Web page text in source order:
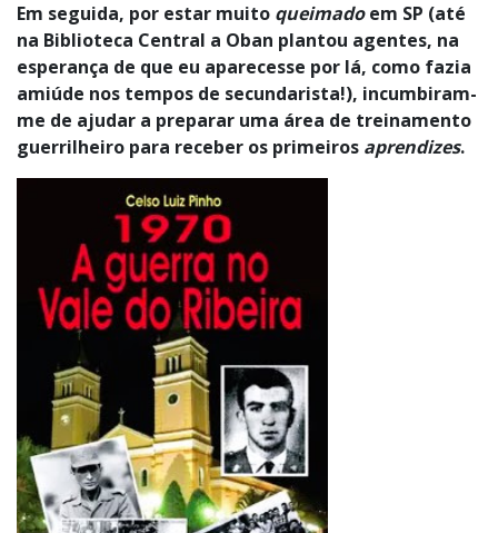
Em seguida, por estar muito queimadoem SP (até
na Biblioteca Central a Oban plantou agentes, na
esperança de que eu aparecesse por lá, como fazia
amiúde nos tempos de secundarista!), incumbiram-
me de ajudar a preparar uma área de treinamento
guerrilheiro para receber os primeiros aprendizes.